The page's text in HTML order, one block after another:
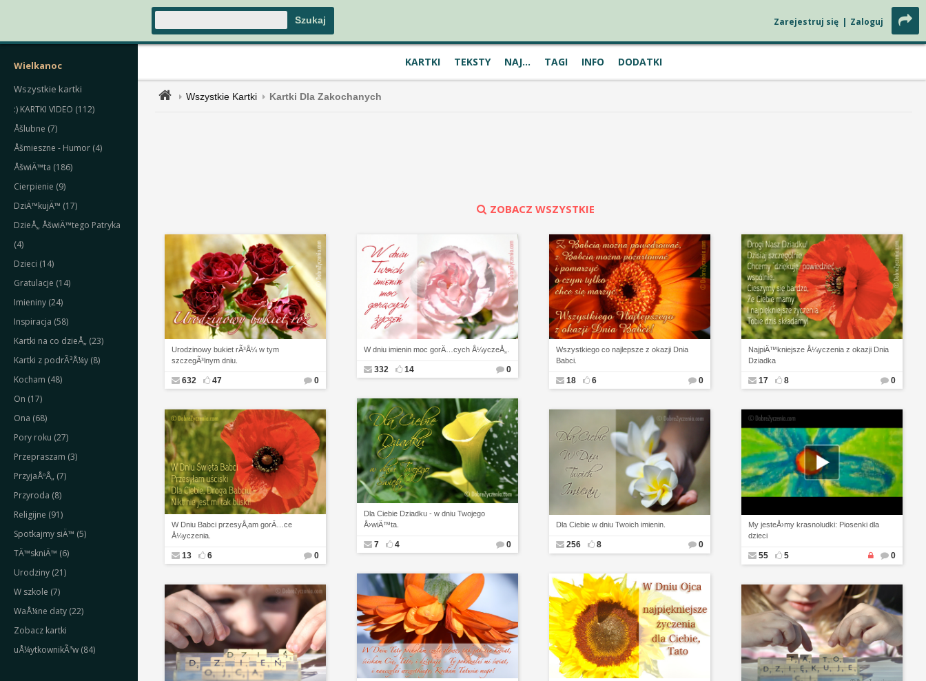
Zarejestruj się | Zaloguj
KARTKI TEKSTY NAJ... TAGI INFO DODATKI
Wielkanoc
Wszystkie kartki
:) KARTKI VIDEO (112)
Åšlubne (7)
Åšmieszne - Humor (4)
ÅšwiÄ™ta (186)
Cierpienie (9)
DziÄ™kujÄ™ (17)
DzieÅ„ ÅšwiÄ™tego Patryka
(4)
Dzieci (14)
Gratulacje (14)
Imieniny (24)
Inspiracja (58)
Kartki na co dzieÅ„ (23)
Kartki z podrÃ³Å¼y (8)
Kocham (48)
On (17)
Ona (68)
Pory roku (27)
Przepraszam (3)
PrzyjaÅºÅ„ (7)
Przyroda (8)
Religijne (91)
Spotkajmy siÄ™ (5)
TÄ™skniÄ™ (6)
Urodziny (21)
W szkole (7)
WaÅ¼ne daty (22)
Zobacz kartki
uÅ¼ytkownikÃ³w (84)
Wszystkie Kartki Kartki Dla Zakochanych
ZOBACZ WSZYSTKIE
Urodzinowy bukiet rÃ³Å¼ w tym
szczegÃ³lnym dniu.
632 47 0
W dniu imienin moc gorÄ…cych Å¼yczeÅ„.
332 14 0
Wszystkiego co najlepsze z okazji Dnia
Babci.
18 6 0
NajpiÄ™kniejsze Å¼yczenia z okazji Dnia
Dziadka
17 8 0
Dla Ciebie Dziadku - w dniu Twojego
Å›wiÄ™ta.
7 4 0
W Dniu Babci przesyÅ‚am gorÄ…ce
Å¼yczenia.
13 6 0
Dla Ciebie w dniu Twoich imienin.
256 8 0
My jesteÅ›my krasnoludki: Piosenki dla
dzieci
55 5 0